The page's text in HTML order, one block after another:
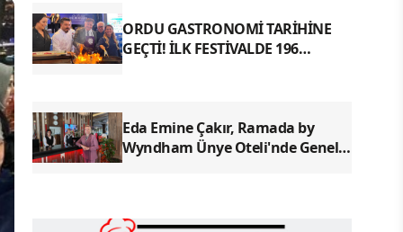
ORDU GASTRONOMİ TARİHİNE
GEÇTİ! İLK FESTİVALDE 196
Eda Emine Çakır, Ramada by
Wyndham Ünye Oteli'nde Genel